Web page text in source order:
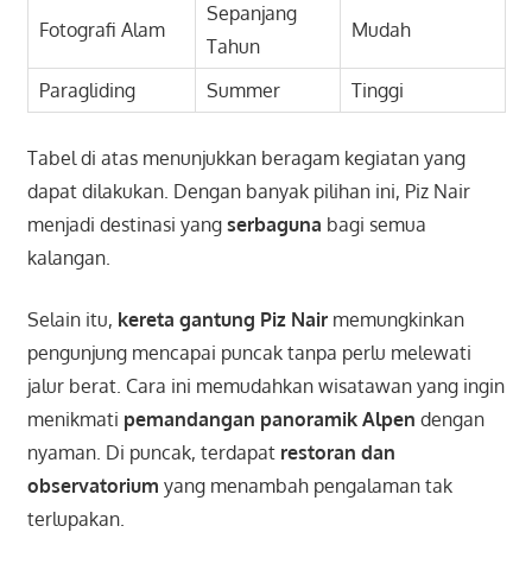
Fotografi Alam
Sepanjang
Tahun
Mudah
Paragliding Summer Tinggi
Tabel di atas menunjukkan beragam kegiatan yang
dapat dilakukan. Dengan banyak pilihan ini, Piz Nair
menjadi destinasi yang serbaguna bagi semua
kalangan.
Selain itu, kereta gantung Piz Nairmemungkinkan
pengunjung mencapai puncak tanpa perlu melewati
jalur berat. Cara ini memudahkan wisatawan yang ingin
menikmati pemandangan panoramik Alpen dengan
nyaman. Di puncak, terdapat restoran dan
observatorium yang menambah pengalaman tak
terlupakan.